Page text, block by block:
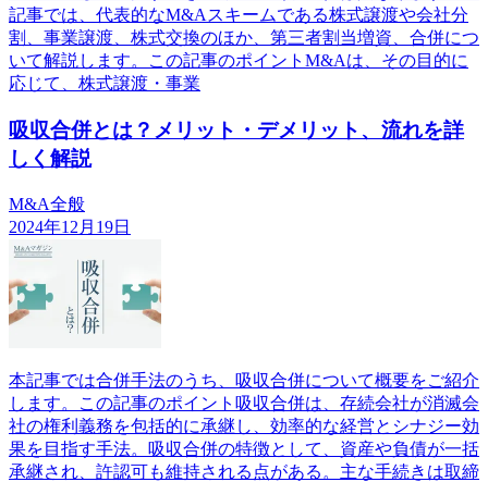
記事では、代表的なM&Aスキームである株式譲渡や会社分
割、事業譲渡、株式交換のほか、第三者割当増資、合併につ
いて解説します。この記事のポイントM&Aは、その目的に
応じて、株式譲渡・事業
吸収合併とは？メリット・デメリット、流れを詳
しく解説
M&A全般
2024年12月19日
本記事では合併手法のうち、吸収合併について概要をご紹介
します。この記事のポイント吸収合併は、存続会社が消滅会
社の権利義務を包括的に承継し、効率的な経営とシナジー効
果を目指す手法。吸収合併の特徴として、資産や負債が一括
承継され、許認可も維持される点がある。主な手続きは取締